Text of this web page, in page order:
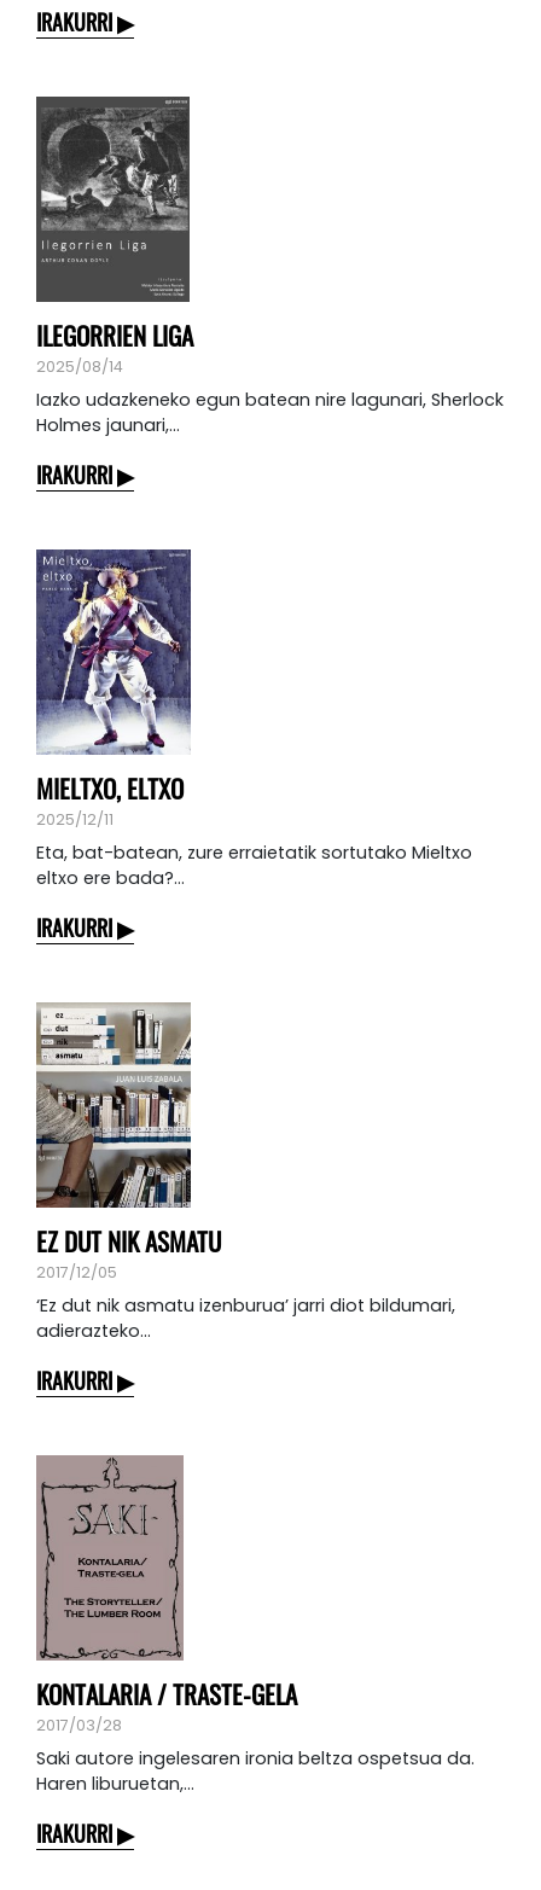
IRAKURRI
ILEGORRIEN LIGA
2025/08/14
Iazko udazkeneko egun batean nire lagunari, Sherlock
Holmes jaunari,...
IRAKURRI
MIELTXO, ELTXO
2025/12/11
Eta, bat-batean, zure erraietatik sortutako Mieltxo
eltxo ere bada?...
IRAKURRI
EZ DUT NIK ASMATU
2017/12/05
‘Ez dut nik asmatu izenburua’ jarri diot bildumari,
adierazteko...
IRAKURRI
KONTALARIA / TRASTE-GELA
2017/03/28
Saki autore ingelesaren ironia beltza ospetsua da.
Haren liburuetan,...
IRAKURRI